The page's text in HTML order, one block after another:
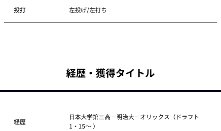
投打 左投げ/左打ち
経歴・獲得タイトル
経歴
日本大学第三高－明治大－オリックス（ドラフト
1・15～ ）